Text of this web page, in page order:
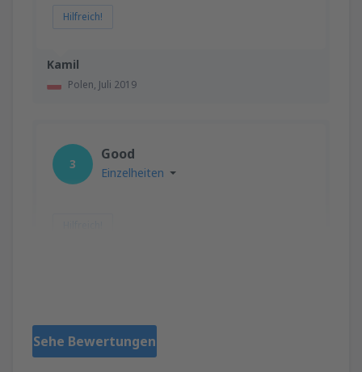
Kamil
Polen, Juli 2019
Hilfreich!
3
Good
Einzelheiten
Sehe Bewertungen